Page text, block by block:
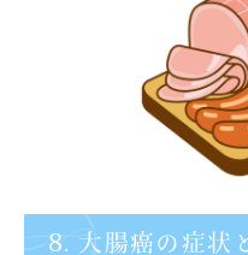
8. 大腸癌の症状